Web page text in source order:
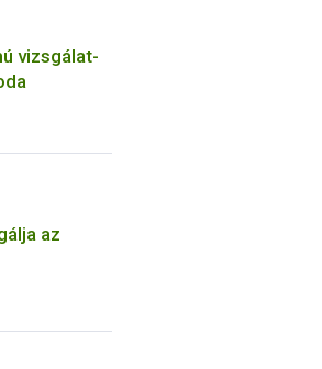
vizsgálat-
az